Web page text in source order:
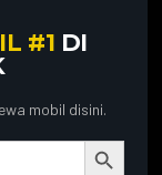
#1 DI
mobil disini.
Search Button